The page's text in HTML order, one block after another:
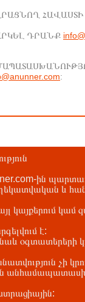
ՀԱՎԱՍՏԻ
ԴՐԱՆՔ
:
ին
և
կայքերում կամ
է:
օգտատերերի
չի